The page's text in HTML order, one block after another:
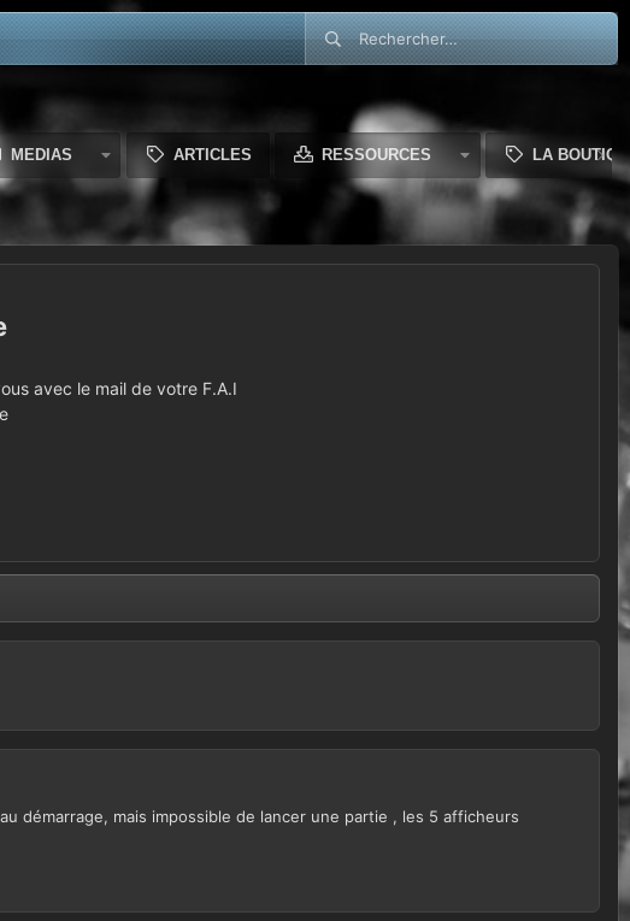
MEDIAS ARTICLES RESSOURCES LA
avec le mail de votre F.A.I
démarrage, mais impossible de lancer une partie , les 5 afficheurs